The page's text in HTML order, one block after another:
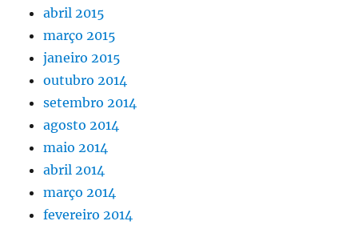
abril 2015
março 2015
janeiro 2015
outubro 2014
setembro 2014
agosto 2014
maio 2014
abril 2014
março 2014
fevereiro 2014